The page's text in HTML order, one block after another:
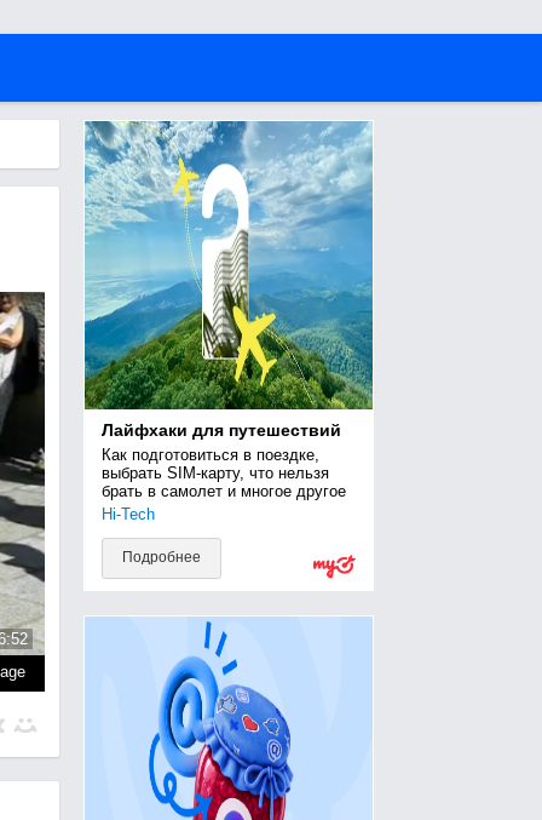
Лайфхаки для путешествий
Как подготовиться в поездке,
выбрать SIM-карту, что нельзя
брать в самолет и многое другое
Hi-Tech
Подробнее